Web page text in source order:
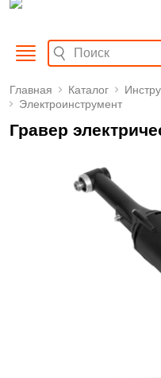
Главная Каталог
Электроинструмент
Гравер